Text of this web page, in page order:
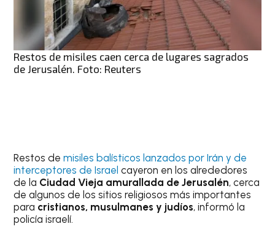
Restos de misiles caen cerca de lugares sagrados
de Jerusalén. Foto: Reuters
Restos demisiles balísticos lanzados por Irán y de
interceptores de Israel cayeron en los alrededores
de la Ciudad Vieja amurallada de Jerusalén, cerca
de algunos de los sitios religiosos más importantes
para cristianos, musulmanes y judíos, informó la
policía israelí.